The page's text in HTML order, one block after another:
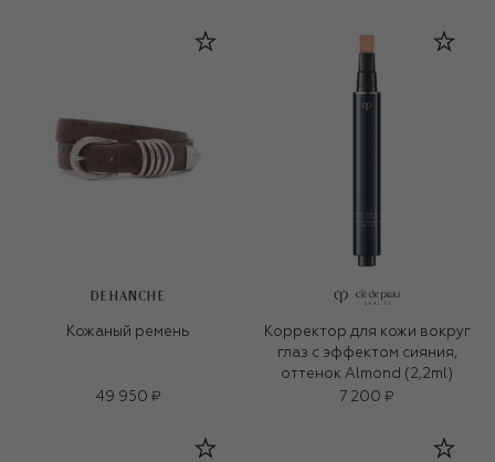
DEHANCHE
Кожаный ремень
49 950 ₽
Корректор для кожи вокруг
глаз с эффектом сияния,
оттенок Almond (2,2ml)
7 200 ₽